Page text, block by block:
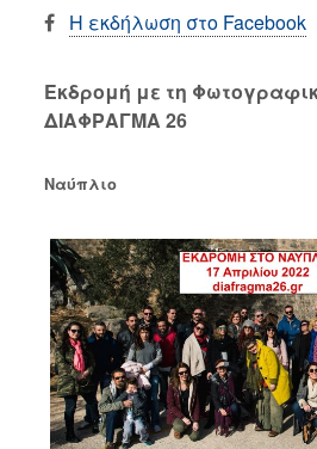
Η εκδήλωση στο Facebook
Εκδρομή με τη
ΔΙΑΦΡΑΓΜΑ 26
Ναύπλιο